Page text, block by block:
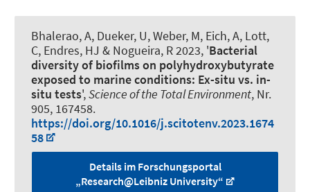
Bhalerao, A, Dueker, U, Weber, M, Eich, A, Lott,
C, Endres, HJ & Nogueira, R2023, 'Bacterial
diversity of biofilms on polyhydroxybutyrate
exposed to marine conditions: Ex-situ vs. in-
situ tests',Science of the Total Environment, Nr.
905, 167458.
https://doi.org/10.1016/j.scitotenv.2023.1674
58
Details im Forschungsportal
„Research@Leibniz University“